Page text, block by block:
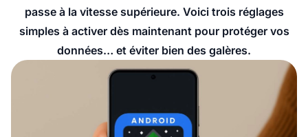
passe à la vitesse supérieure. Voici trois réglages
simples à activer dès maintenant pour protéger vos
données… et éviter bien des galères.